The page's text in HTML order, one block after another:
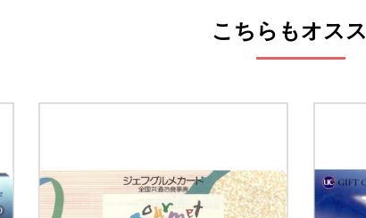
こちらもオス